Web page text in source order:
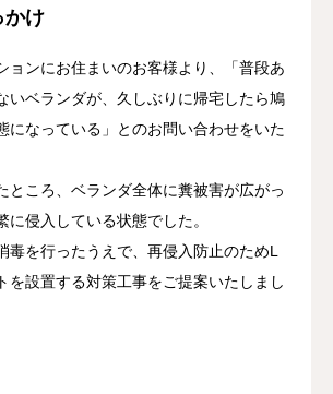
かけ
ョンにお住まいのお客様より、「普段あ
いベランダが、久しぶりに帰宅したら鳩
になっている」とのお問い合わせをいた
ところ、ベランダ全体に糞被害が広がっ
に侵入している状態でした。
毒を行ったうえで、再侵入防止のためL
を設置する対策工事をご提案いたしまし